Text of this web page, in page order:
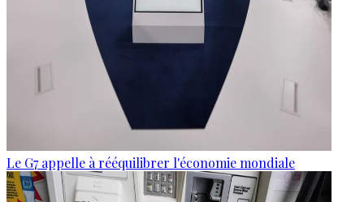
Le G7 appelle à rééquilibrer l'économie mondiale